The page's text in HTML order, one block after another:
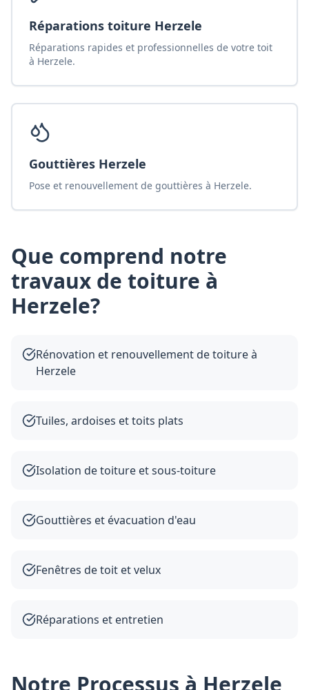
Réparations toiture Herzele
Réparations rapides et professionnelles de votre toit
à Herzele.
Gouttières Herzele
Pose et renouvellement de gouttières à Herzele.
Que comprend notre
travaux de toiture à
Herzele?
Rénovation et renouvellement de toiture à
Herzele
Tuiles, ardoises et toits plats
Isolation de toiture et sous-toiture
Gouttières et évacuation d'eau
Fenêtres de toit et velux
Réparations et entretien
Notre Processus à Herzele